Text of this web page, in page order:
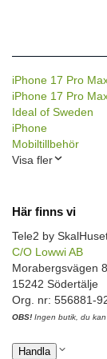
iPhone 17 Pro
iPhone 17 Pro
Ideal of Sweden
iPhone
Mobiltillbehör
Visa fler
Här finns vi
Tele2 by
C/O Lowwi AB
Morabergsvägen 8
15242 Södertälje
Org. nr: 556881-
OBS! Ingen butik, du
Handla